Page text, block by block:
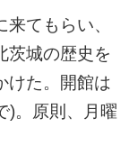
てもらい、
茨城の歴史を
けた。開館は
)。原則、月曜